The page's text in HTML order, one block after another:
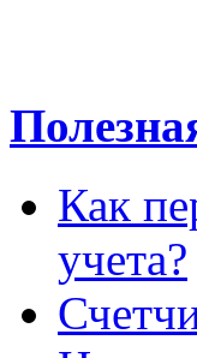
Как
учета?